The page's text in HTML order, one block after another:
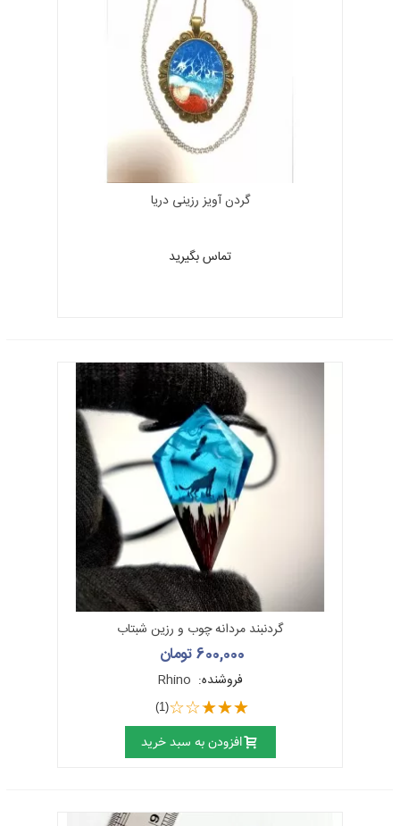
گردن آویز رزینی دریا
تماس بگیرید
گردنبند مردانه چوب و رزین شبتاب
600,000 تومان
فروشنده:
(1)
افزودن به سبد خرید